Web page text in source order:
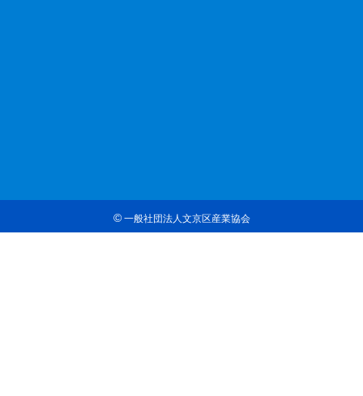
©一般社団法人文京区産業協会